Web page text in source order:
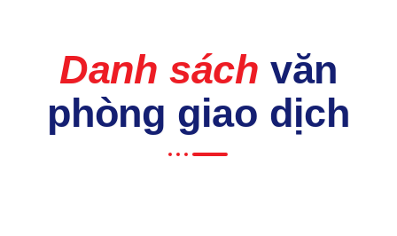
Danh sách văn
phòng giao dịch